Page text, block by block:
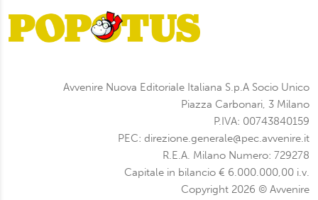
Avvenire Nuova Editoriale Italiana S.p.A Socio Unico
Piazza Carbonari, 3 Milano
P.IVA: 00743840159
PEC: direzione.generale@pec.avvenire.it
R.E.A. Milano Numero: 729278
Capitale in bilancio € 6.000.000,00 i.v.
Copyright 2026 © Avvenire